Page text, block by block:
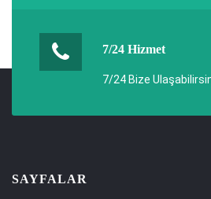
7/24 Hizmet
7/24 Bize
SAYFALAR